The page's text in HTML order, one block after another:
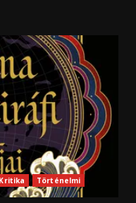
Kritika Történelmi